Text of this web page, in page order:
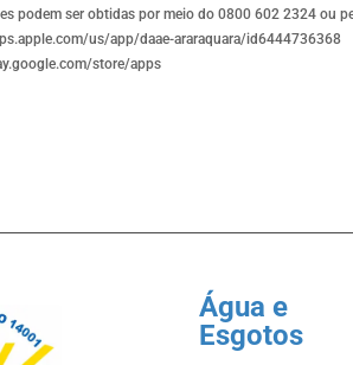
podem ser obtidas por meio do 0800 602 2324 ou
us/app/daae-araraquara/id6444736368
store/apps
Água e
Esgotos